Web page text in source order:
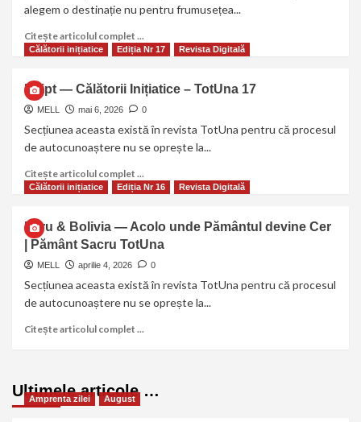
alegem o destinație nu pentru frumusețea...
Citește articolul complet ...
Călătorii inițiatice Ediția Nr 17 Revista Digitală
Egipt — Călătorii Inițiatice – TotUna 17
MELL mai 6, 2026 0
Secțiunea aceasta există în revista TotUna pentru că procesul
de autocunoaștere nu se oprește la...
Citește articolul complet ...
Călătorii inițiatice Ediția Nr 16 Revista Digitală
Peru & Bolivia — Acolo unde Pământul devine Cer
| Pământ Sacru TotUna
MELL aprilie 4, 2026 0
Secțiunea aceasta există în revista TotUna pentru că procesul
de autocunoaștere nu se oprește la...
Citește articolul complet ...
Ultimele articole …
Amprenta zilei August